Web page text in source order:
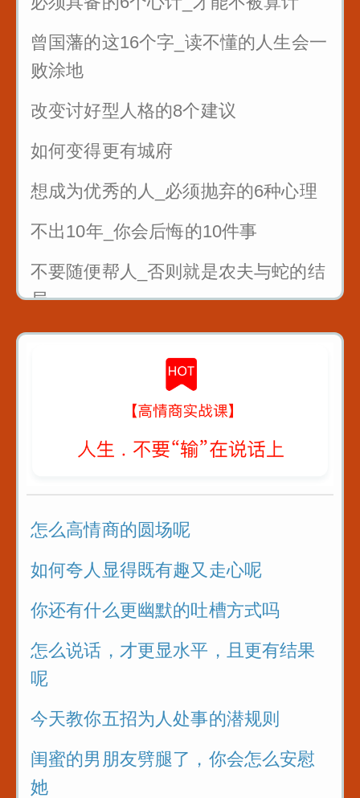
曾国藩的这16个字_读不懂的人生会一
败涂地
改变讨好型人格的8个建议
如何变得更有城府
想成为优秀的人_必须抛弃的6种心理
不出10年_你会后悔的10件事
不要随便帮人_否则就是农夫与蛇的结
局
曾国藩4条识人术_教你看人不走眼
对待不同人处世十法则
教你6招_没人能算计你
怎么高情商的圆场呢
如何夸人显得既有趣又走心呢
你还有什么更幽默的吐槽方式吗
怎么说话，才更显水平，且更有结果
呢
今天教你五招为人处事的潜规则
闺蜜的男朋友劈腿了，你会怎么安慰
她